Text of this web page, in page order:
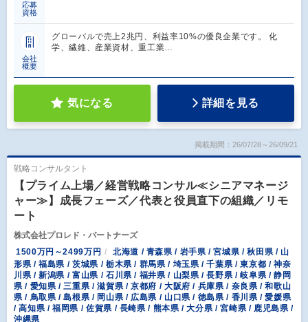
応募
資格
会社
概要
グローバルで売上2兆円、利益率10%の優良企業です。 化
学、繊維、産業資材、重工業…
気になる 詳細を見る
掲載期間：26/07/28～26/09/21
戦略コンサルタント
【プライム上場／経営戦略コンサル≪シニアマネージ
ャー≫】成長フェーズ／代表と役員直下の組織／リモ
ート
株式会社プロレド・パートナーズ
1500万円～2499万円
北海道 / 青森県 / 岩手県 / 宮城県 / 秋田県 / 山
形県 / 福島県 / 茨城県 / 栃木県 / 群馬県 / 埼玉県 / 千葉県 / 東京都 / 神奈
川県 / 新潟県 / 富山県 / 石川県 / 福井県 / 山梨県 / 長野県 / 岐阜県 / 静岡
県 / 愛知県 / 三重県 / 滋賀県 / 京都府 / 大阪府 / 兵庫県 / 奈良県 / 和歌山
県 / 鳥取県 / 島根県 / 岡山県 / 広島県 / 山口県 / 徳島県 / 香川県 / 愛媛県
/ 高知県 / 福岡県 / 佐賀県 / 長崎県 / 熊本県 / 大分県 / 宮崎県 / 鹿児島県 /
沖縄県